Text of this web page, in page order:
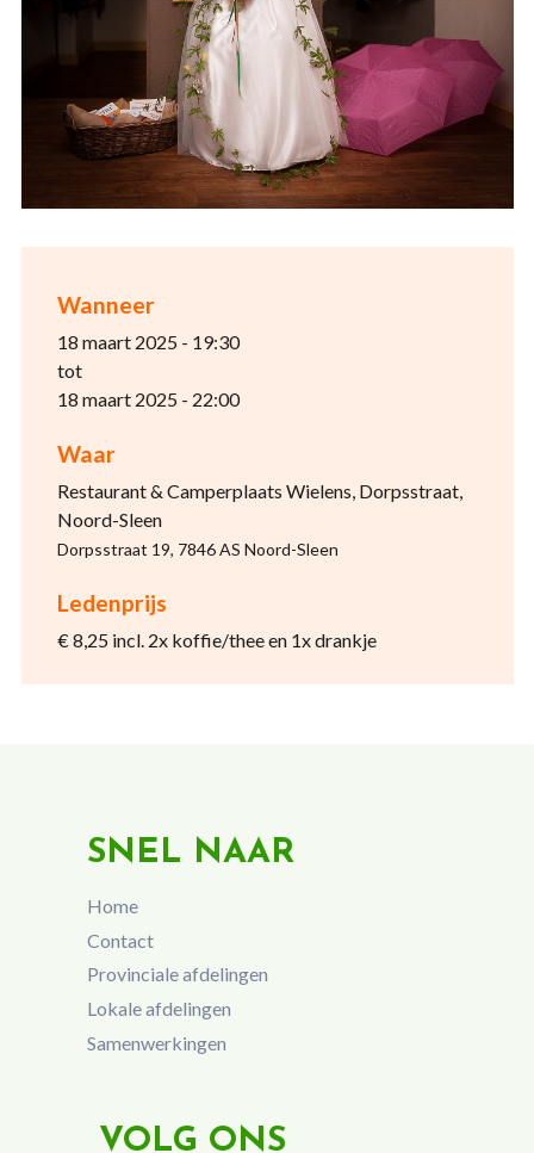
Wanneer
18 maart 2025 - 19:30
tot
18 maart 2025 - 22:00
Waar
Restaurant & Camperplaats Wielens, Dorpsstraat,
Noord-Sleen
Dorpsstraat 19, 7846 AS Noord-Sleen
Ledenprijs
€ 8,25 incl. 2x koffie/thee en 1x drankje
SNEL NAAR
Home
Contact
Provinciale afdelingen
Lokale afdelingen
Samenwerkingen
VOLG ONS